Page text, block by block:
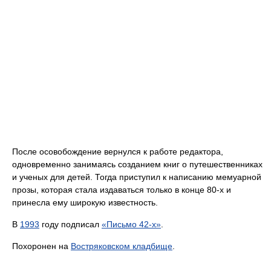
После осовобождение вернулся к работе редактора,
одновременно занимаясь созданием книг о путешественниках
и ученых для детей. Тогда приступил к написанию мемуарной
прозы, которая стала издаваться только в конце 80-х и
принесла ему широкую известность.
В 1993 году подписал «Письмо 42-х»
Похоронен на Востряковском кладбище